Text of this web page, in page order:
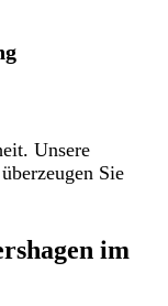
Unsere
Sie
im